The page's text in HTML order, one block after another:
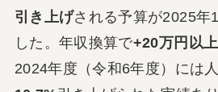
引き上げされる予算が2025年
した。年収換算で+20万円以上
2024年度（令和6年度）には